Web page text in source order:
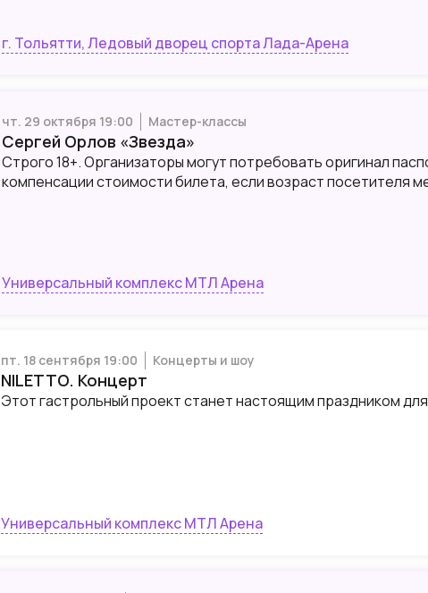
г. Тольятти, Ледовый дворец спорта Лада-Арена
чт. 29 октября 19:00 Мастер-классы
Сергей Орлов «Звезда»
Строго 18+. Организаторы могут потребовать оригинал
компенсации стоимости билета, если возраст посетителя
Универсальный комплекс МТЛ Арена
пт. 18 сентября 19:00 Концерты и шоу
NILETTO. Концерт
Этот гастрольный проект станет настоящим праздником
Универсальный комплекс МТЛ Арена